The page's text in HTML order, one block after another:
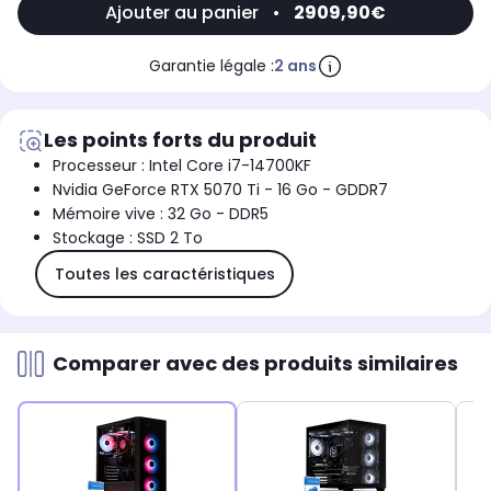
Ajouter au panier • 2909,90€
Garantie légale :2 ans
Les points forts du produit
Processeur : Intel Core i7-14700KF
Nvidia GeForce RTX 5070 Ti - 16 Go - GDDR7
Mémoire vive : 32 Go - DDR5
Stockage : SSD 2 To
Toutes les caractéristiques
Comparer avec des produits similaires